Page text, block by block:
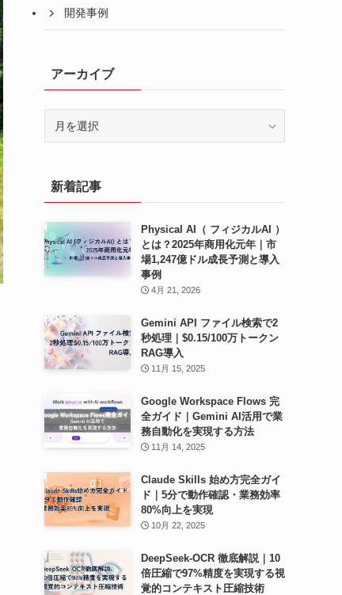
開発事例
アーカイブ
ブ新着記事
Physical AI（ フィジカルAI ）
とは？2025年商用化元年｜市
場1,247億ドル成長予測と導入
事例
4月 21, 2026
Gemini API ファイル検索で2
秒処理｜$0.15/100万トークン
RAG導入
11月 15, 2025
Google Workspace Flows 完
全ガイド｜Gemini AI活用で業
務自動化を実現する方法
11月 14, 2025
Claude Skills 始め方完全ガイ
ド｜5分で動作確認・業務効率
80%向上を実現
10月 22, 2025
DeepSeek-OCR 徹底解説｜10
倍圧縮で97%精度を実現する視
覚的コンテキスト圧縮技術